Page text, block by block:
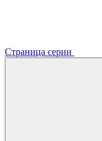
Страница серии